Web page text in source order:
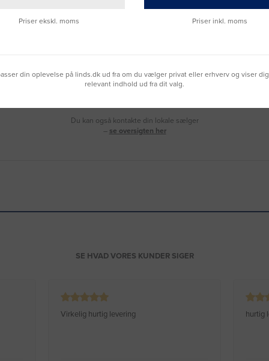
Brug for hjælp?
Du kan også kontakte din lokale sælger
– se oversigten her
SE HVAD VORES KUNDER SIGER
Virkelig hurtig levering hurtig
Priser ekskl. moms Priser inkl. moms
din oplevelse på linds.dk ud fra om du vælger privat eller erhverv og viser
relevant indhold ud fra dit valg.